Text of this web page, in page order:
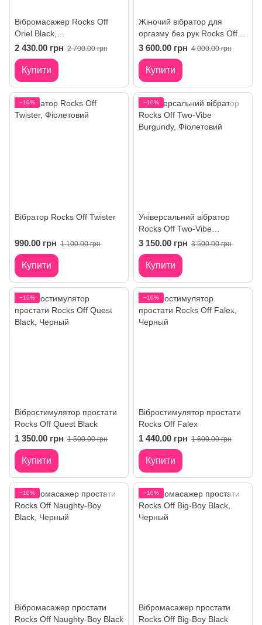
Вібромасажер Rocks Off
Oriel Black,
водонепроникний, гнучка
головка, потужний, LED
підсвічування
2 430.00 грн 2 700.00 грн
Купити
Жіночий вібратор для
оргазму без рук Rocks Off
Rock Chick Diva Purple
3 600.00 грн 4 000.00 грн
Купити
−10%
Вібратор Rocks Off Twister
990.00 грн 1 100.00 грн
Купити
−10%
Універсальний вібратор
Rocks Off Two-Vibe
Burgundy
3 150.00 грн 3 500.00 грн
Купити
−10%
Вібростимулятор простати
Rocks Off Quest Black
1 350.00 грн 1 500.00 грн
Купити
−10%
Вібростимулятор простати
Rocks Off Falex
1 440.00 грн 1 600.00 грн
Купити
−10%
Вібромасажер простати
Rocks Off Naughty-Boy Black
−10%
Вібромасажер простати
Rocks Off Big-Boy Black